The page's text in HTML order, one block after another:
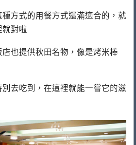
方式的用餐方式還滿適合的，就
對啦
也提供秋田名物，像是烤米棒
去吃到，在這裡就能一嘗它的滋